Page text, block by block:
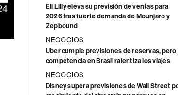
Eli Lilly eleva su previsión de ventas para
2026 tras fuerte demanda de Mounjaro y
Zepbound
NEGOCIOS
Uber cumple previsiones de reservas, pero
competencia en Brasil ralentiza los viajes
NEGOCIOS
Disney supera previsiones de Wall Street